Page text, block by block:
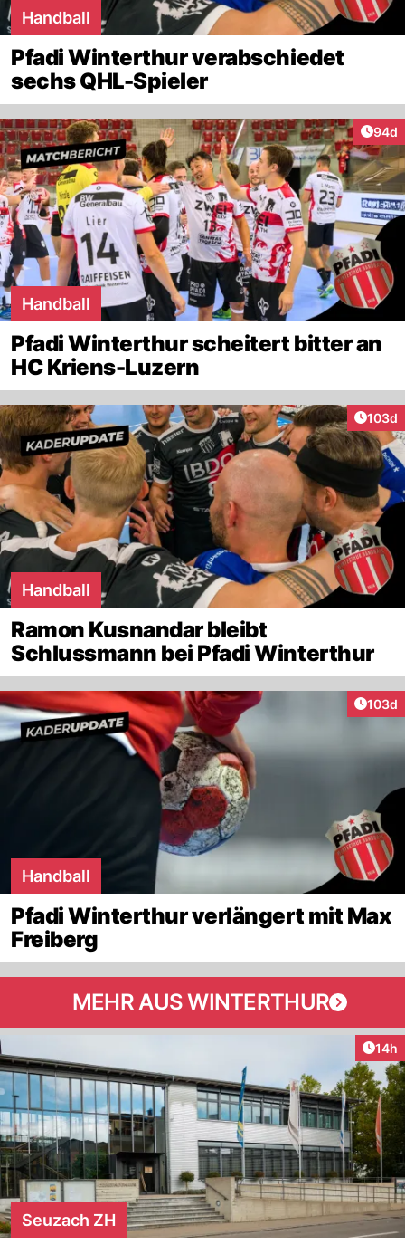
Handball
Pfadi Winterthur verabschiedet
sechs QHL-Spieler
94d
Handball
Pfadi Winterthur scheitert bitter an
HC Kriens-Luzern
103d
Handball
Ramon Kusnandar bleibt
Schlussmann bei Pfadi Winterthur
103d
Handball
Pfadi Winterthur verlängert mit Max
Freiberg
MEHR AUS WINTERTHUR
14h
Seuzach ZH